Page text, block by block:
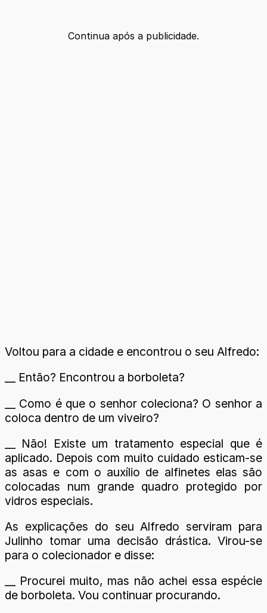
Continua após a publicidade.
Voltou para a cidade e encontrou o seu Alfredo:
__ Então? Encontrou a borboleta?
__ Como é que o senhor coleciona? O senhor a
coloca dentro de um viveiro?
__ Não! Existe um tratamento especial que é
aplicado. Depois com muito cuidado esticam-se
as asas e com o auxílio de alfinetes elas são
colocadas num grande quadro protegido por
vidros especiais.
As explicações do seu Alfredo serviram para
Julinho tomar uma decisão drástica. Virou-se
para o colecionador e disse:
__ Procurei muito, mas não achei essa espécie
de borboleta. Vou continuar procurando.